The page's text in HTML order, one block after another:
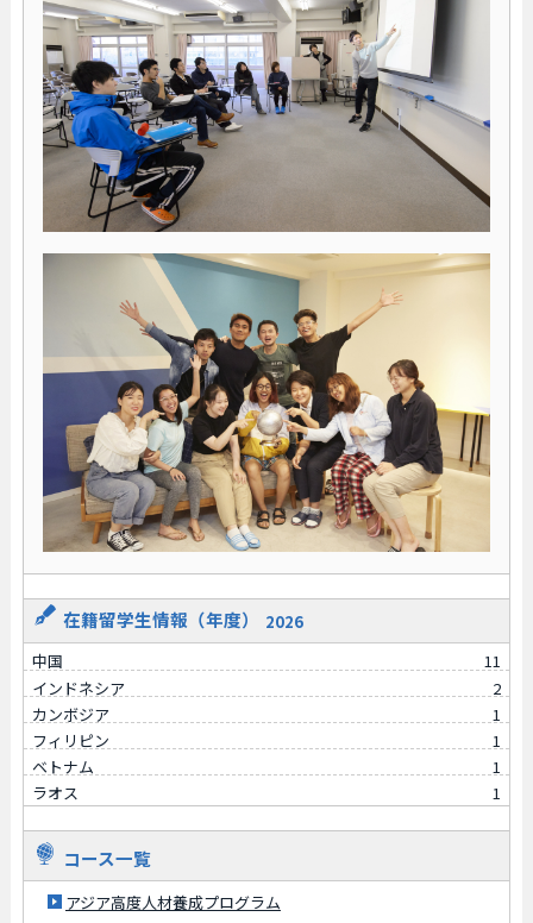
在籍留学生情報（年度）
2026
中国
11
インドネシア
2
カンボジア
1
フィリピン
1
ベトナム
1
ラオス
1
コース一覧
アジア高度人材養成プログラム